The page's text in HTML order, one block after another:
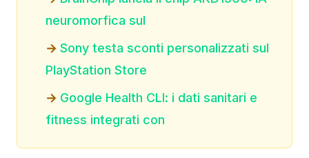
neuromorfica sul
Sony testa sconti personalizzati sul
PlayStation Store
Google Health CLI: i dati sanitari e
fitness integrati con